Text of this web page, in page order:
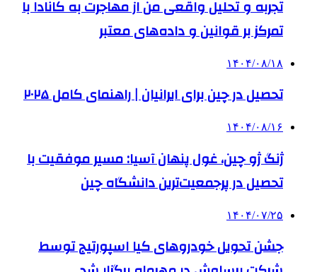
تجربه و تحلیل واقعی من از مهاجرت به کانادا با
تمرکز بر قوانین و داده‌های معتبر
۱۴۰۴/۰۸/۱۸
تحصیل در چین برای ایرانیان | راهنمای کامل ۲۰۲۵
۱۴۰۴/۰۸/۱۶
ژنگ ژو چین، غول پنهان آسیا: مسیر موفقیت با
تحصیل در پرجمعیت‌ترین دانشگاه چین
۱۴۰۴/۰۷/۲۵
جشن تحویل خودروهای کیا اسپورتیج توسط